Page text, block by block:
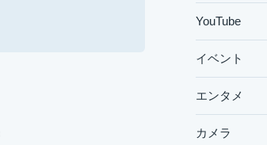
YouTube
イベント
エンタメ
カメラ